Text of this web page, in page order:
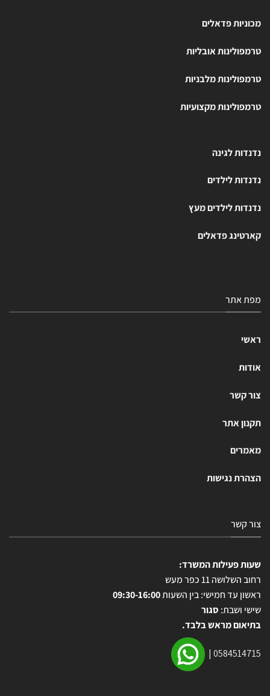
מכוניות פדאלים
טרמפולינות אובליות
טרמפולינות מלבניות
טרמפולינות מקצועיות
נדנדות לגינה
נדנדות לילדים
נדנדות לילדים מעץ
קארטינג פדאלים
מפת אתר
ראשי
אודות
צור קשר
תקנון אתר
מאמרים
הצהרת נגישות
צור קשר
שעות פעילות המשרד:
רחוב השלושה 11 כפר מעש
ראשון עד חמישי: בין השעות09:30-16:00
שישי ושבת: סגור
בתיאום מראש בלבד.
0584514715
|